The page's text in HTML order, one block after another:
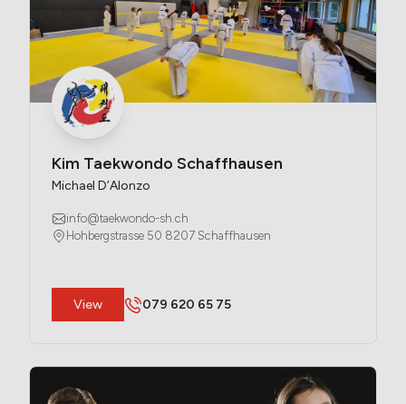
Kim Taekwondo Schaffhausen
Michael D’Alonzo
info@taekwondo-sh.ch
Hohbergstrasse 50 8207 Schaffhausen
​View 079 620 65 75